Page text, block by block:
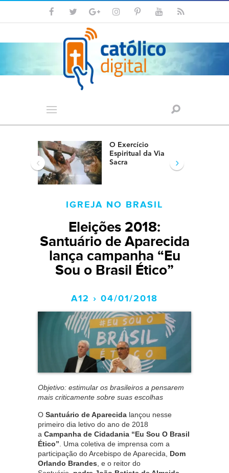
O Exercício
Espiritual da Via
Sacra
‹ ›
IGREJA NO BRASIL
Eleições 2018:
Santuário de Aparecida
lança campanha “Eu
Sou o Brasil Ético”
A12 › 04/01/2018
Objetivo: estimular os brasileiros a pensarem
mais criticamente sobre suas escolhas
O Santuário de Aparecida lançou nesse
primeiro dia letivo do ano de 2018
a Campanha de Cidadania “Eu Sou O Brasil
Ético” . Uma coletiva de imprensa com a
participação do Arcebispo de Aparecida, Dom
Orlando Brandes , e o reitor do